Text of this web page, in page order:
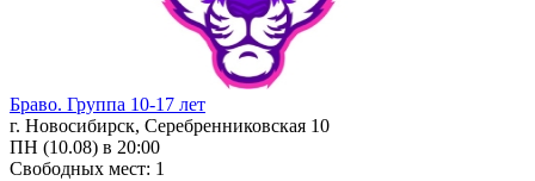
Браво. Группа 10-17 лет
г. Новосибирск, Серебренниковская 10
ПН (10.08) в 20:00
Свободных мест: 1